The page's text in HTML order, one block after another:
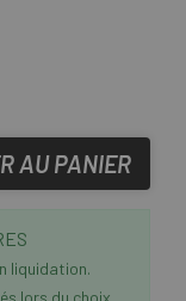
AU PANIER
liquidation.
lors du choix